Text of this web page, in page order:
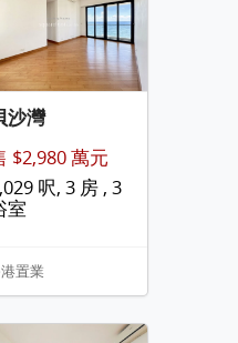
沙灣
$2,980 萬元
呎, 3 房 , 3
室
置業